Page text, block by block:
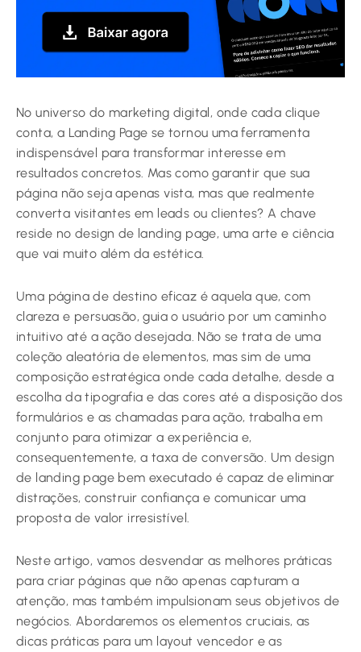
No universo do marketing digital, onde cada clique
conta, a Landing Page se tornou uma ferramenta
indispensável para transformar interesse em
resultados concretos. Mas como garantir que sua
página não seja apenas vista, mas que realmente
converta visitantes em leads ou clientes? A chave
reside no design de landing page, uma arte e ciência
que vai muito além da estética.
Uma página de destino eficaz é aquela que, com
clareza e persuasão, guia o usuário por um caminho
intuitivo até a ação desejada. Não se trata de uma
coleção aleatória de elementos, mas sim de uma
composição estratégica onde cada detalhe, desde a
escolha da tipografia e das cores até a disposição dos
formulários e as chamadas para ação, trabalha em
conjunto para otimizar a experiência e,
consequentemente, a taxa de conversão. Um design
de landing page bem executado é capaz de eliminar
distrações, construir confiança e comunicar uma
proposta de valor irresistível.
Neste artigo, vamos desvendar as melhores práticas
para criar páginas que não apenas capturam a
atenção, mas também impulsionam seus objetivos de
negócios. Abordaremos os elementos cruciais, as
dicas práticas para um layout vencedor e as